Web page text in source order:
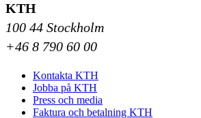
KTH
100 44 Stockholm
+46 8 790 60 00
Kontakta KTH
Jobba på KTH
Press och media
Faktura och betalning KTH